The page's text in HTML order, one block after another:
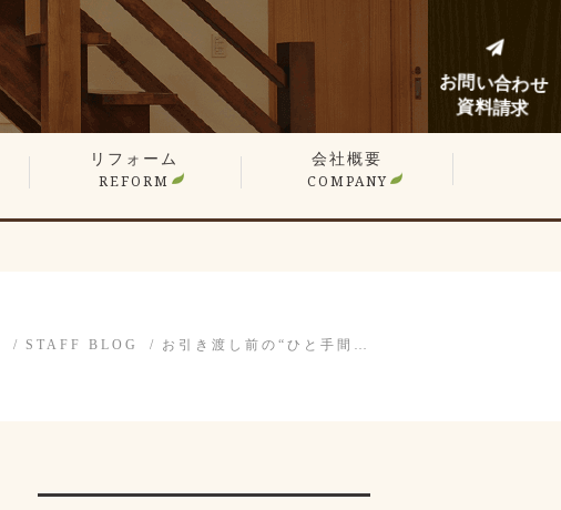
リフォーム
REFORM
戸建てリフォーム
マンションリフォーム
リフォーム施工事例
リフォームノウハウブログ
会社概要
COMPANY
STAFF BLOG お引き渡し前の“ひと手間…
お問い合わせ
資料請求